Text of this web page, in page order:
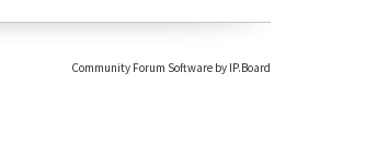
Community Forum Software by IP.Board